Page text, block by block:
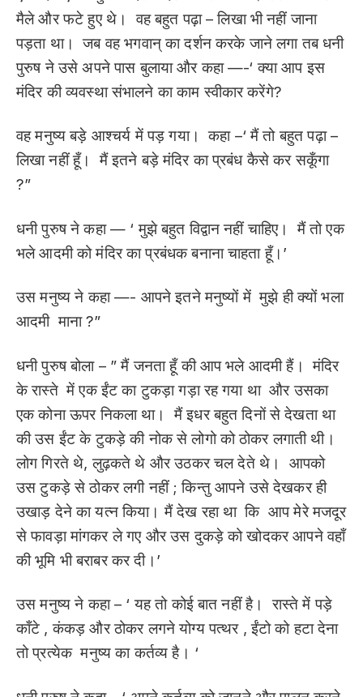
मैले और फटे हुए थे। वह बहुत पढ़ा – लिखा भी नहीं जाना
पड़ता था। जब वह भगवान् का दर्शन करके जाने लगा तब धनी
पुरुष ने उसे अपने पास बुलाया और कहा —-‘ क्या आप इस
मंदिर की व्यवस्था संभालने का काम स्वीकार करेंगे?
वह मनुष्य बड़े आश्चर्य में पड़ गया। कहा –‘ मैं तो बहुत पढ़ा –
लिखा नहीं हूँ। मैं इतने बड़े मंदिर का प्रबंध कैसे कर सकूँगा
?”
धनी पुरुष ने कहा — ‘ मुझे बहुत विद्वान नहीं चाहिए। मैं तो एक
भले आदमी को मंदिर का प्रबंधक बनाना चाहता हूँ।’
उस मनुष्य ने कहा —- आपने इतने मनुष्यों में मुझे ही क्यों भला
आदमी माना ?”
धनी पुरुष बोला – ” मैं जनता हूँ की आप भले आदमी हैं। मंदिर
के रास्ते में एक ईंट का टुकड़ा गड़ा रह गया था और उसका
एक कोना ऊपर निकला था। मैं इधर बहुत दिनों से देखता था
की उस ईंट के टुकड़े की नोक से लोगो को ठोकर लगाती थी।
लोग गिरते थे, लुढ़कते थे और उठकर चल देते थे। आपको
उस टुकड़े से ठोकर लगी नहीं ; किन्तु आपने उसे देखकर ही
उखाड़ देने का यत्न किया। मैं देख रहा था कि आप मेरे मजदूर
से फावड़ा मांगकर ले गए और उस दुकड़े को खोदकर आपने वहाँ
की भूमि भी बराबर कर दी।’
उस मनुष्य ने कहा – ‘ यह तो कोई बात नहीं है। रास्ते में पड़े
काँटे , कंकड़ और ठोकर लगने योग्य पत्थर , ईंटो को हटा देना
तो प्रत्येक मनुष्य का कर्तव्य है। ‘